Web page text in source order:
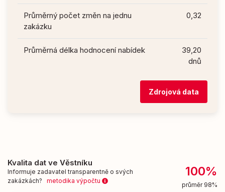
Průměrný počet změn na jednu
zakázku
0,32
Průměrná délka hodnocení nabídek
39,20
dnů
Zdrojová data
Kvalita dat ve Věstníku
Informuje zadavatel transparentně o svých
zakázkách? metodika výpočtu
100%
průměr 98%